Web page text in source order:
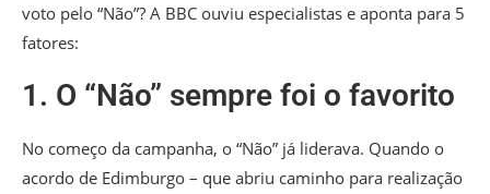
voto pelo “Não”? A BBC ouviu especialistas e aponta para 5
fatores:
1. O “Não” sempre foi o favorito
No começo da campanha, o “Não” já liderava. Quando o
acordo de Edimburgo – que abriu caminho para realização